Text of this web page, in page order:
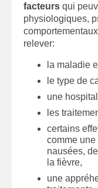
facteurs qui
physiologiques,
relever:
la maladie
le type de
une
les
certains
comme
nausées,
la fièvre,
une